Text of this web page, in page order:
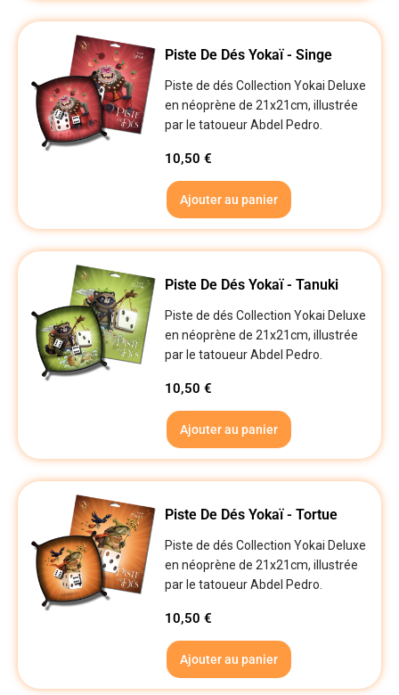
Piste De Dés Yokaï - Singe
Piste de dés Collection Yokai Deluxe
en néoprène de 21x21cm, illustrée
par le tatoueur Abdel Pedro.
10,50€
Ajouter au panier
Piste De Dés Yokaï - Tanuki
Piste de dés Collection Yokai Deluxe
en néoprène de 21x21cm, illustrée
par le tatoueur Abdel Pedro.
10,50€
Ajouter au panier
Piste De Dés Yokaï - Tortue
Piste de dés Collection Yokai Deluxe
en néoprène de 21x21cm, illustrée
par le tatoueur Abdel Pedro.
10,50€
Ajouter au panier